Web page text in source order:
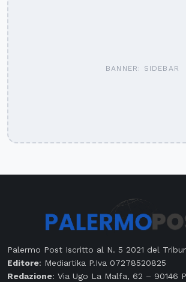
BANNER: SIDEBAR
Palermo Post Iscritto al N. 5 2021 del
Editore: Mediartika P.Iva 07278520825
Redazione: Via Ugo La Malfa, 62 – 90146